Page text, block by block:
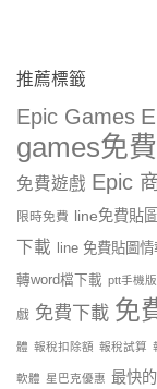
推薦標籤
Epic Games
games免
免費遊戲 Epic
限時免費 line免費貼
下載
line 免費貼圖情
轉word檔下載 ptt手機
戲 免費下載 免
體 報稅扣除額 報稅試算
軟體 星巴克優惠 最快